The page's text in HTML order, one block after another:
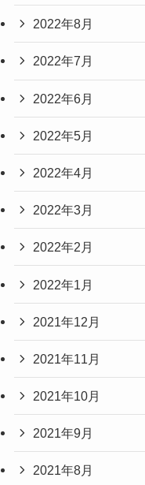
2022年8月
2022年7月
2022年6月
2022年5月
2022年4月
2022年3月
2022年2月
2022年1月
2021年12月
2021年11月
2021年10月
2021年9月
2021年8月